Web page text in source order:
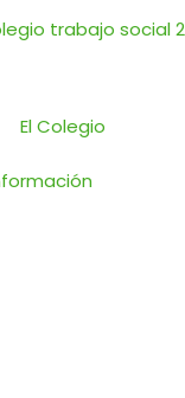
El Colegio